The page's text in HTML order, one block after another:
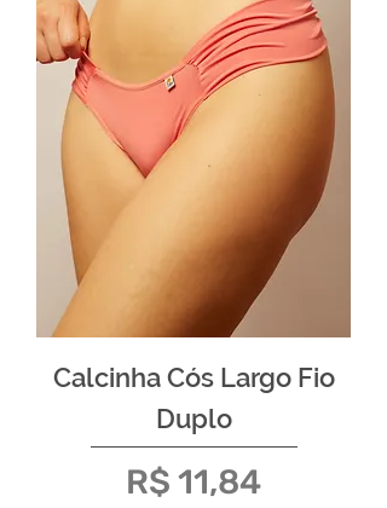
Calcinha Cós Largo Fio
Duplo
Preço
R$ 11,84